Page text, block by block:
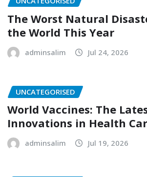
The Worst Natural
the World This Year
adminsalim Jul 24, 2026
UNCATEGORISED
World Vaccines: The
Innovations in Health
adminsalim Jul 19, 2026